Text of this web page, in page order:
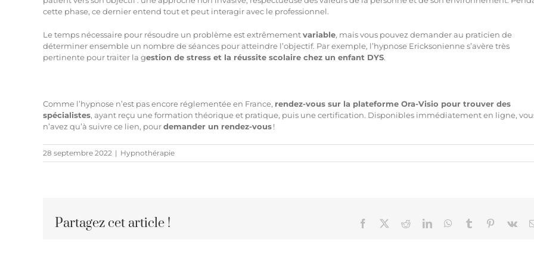
cette phase, ce dernier entend tout et peut interagir avec le professionnel.
Le temps nécessaire pour résoudre un problème est extrêmementvariable, mais vous pouvez demander au praticien de
déterminer ensemble un nombre de séances pour atteindre l’objectif. Par exemple, l’hypnose Ericksonienne s’avère très
pertinente pour traiter la gestion de stress et la réussite scolaire chez un enfant DYS.
Comme l’hypnose n’est pas encore réglementée en France, rendez-vous sur la plateforme Ora-Visio pour trouver des
spécialistes, ayant reçu une formation théorique et pratique, puis une certification. Disponibles immédiatement en ligne,
n’avez qu’à suivre ce lien, pourdemander un rendez-vous!
28 septembre 2022 | Hypnothérapie
Partagez cet article ! Facebook RedditLinkedInWhatsApp
Tumblr Pinterest
Vk